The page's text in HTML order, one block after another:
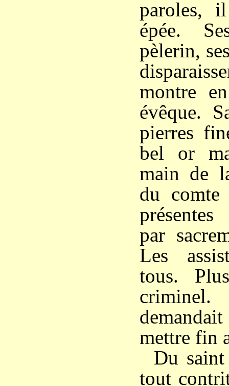
paroles,
épée.
pèlerin,
montre
évêque.
pierres
bel or
main de
du
par
Les
tous.
mettre fin
Du
tout